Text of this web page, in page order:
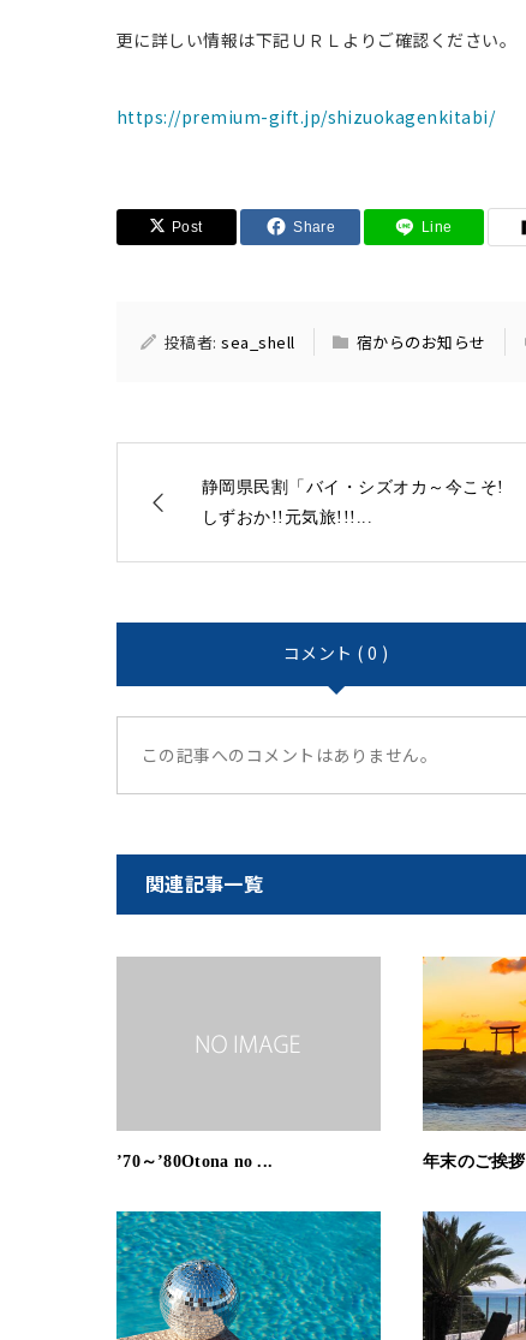
更に詳しい情報は下記ＵＲＬよりご確認ください。
https://premium-gift.jp/shizuokagenkitabi/
Post Share Line
投稿者:sea_shell 宿からのお知らせ
静岡県民割「バイ・シズオカ～今こそ!
しずおか!!元気旅!!!...
コメント ( 0 )
この記事へのコメントはありません。
関連記事一覧
’70～’80Otona no ... 年末のご挨拶